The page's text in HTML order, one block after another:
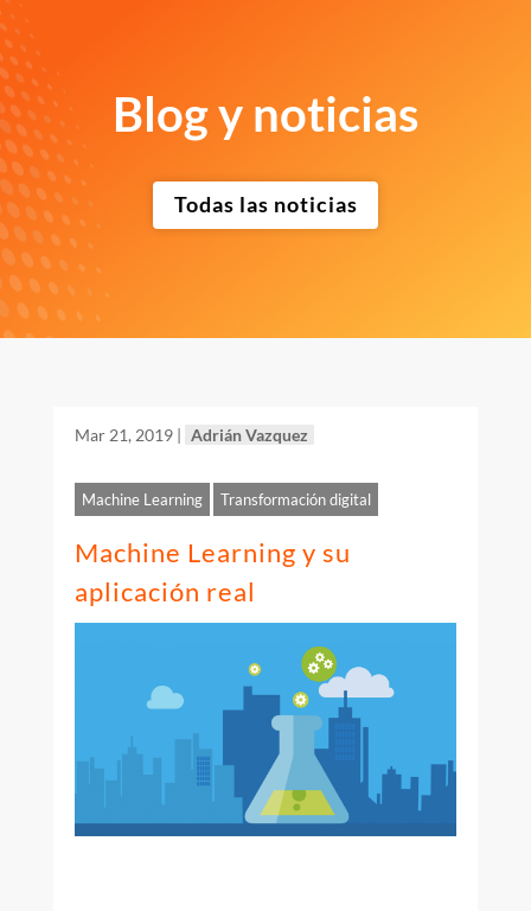
Blog y noticias
Todas las noticias
Mar 21, 2019| Adrián Vazquez
Machine Learning Transformación digital
Machine Learning y su
aplicación real